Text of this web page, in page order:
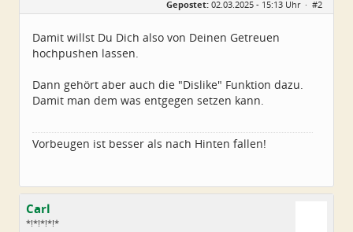
Alter:
72
Dabei seit:
06 / 2014
Gepostet: 02.03.2025 - 15:13 Uhr · #2
Damit willst Du Dich also von Deinen Getreuen
hochpushen lassen.
Dann gehört aber auch die "Dislike" Funktion dazu.
Damit man dem was entgegen setzen kann.
Vorbeugen ist besser als nach Hinten fallen!
Carl
*!*!*!*!*